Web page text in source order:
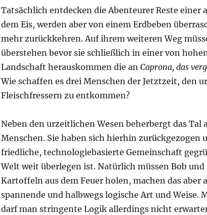
Tatsächlich entdecken die Abenteurer Reste
dem Eis, werden aber von einem Erdbeben
mehr zurückkehren. Auf ihrem weiteren Weg
überstehen bevor sie schließlich in einer von
Landschaft herauskommen die an Caprona, das
Wie schaffen es drei Menschen der Jetztzeit, den
Fleischfressern zu entkommen?
Neben den urzeitlichen Wesen beherbergt das Tal
Menschen. Sie haben sich hierhin zurückgezogen
friedliche, technologiebasierte Gemeinschaft
Welt weit überlegen ist. Natürlich müssen Bob und
Kartoffeln aus dem Feuer holen, machen das aber
spannende und halbwegs logische Art und Weise.
darf man stringente Logik allerdings nicht